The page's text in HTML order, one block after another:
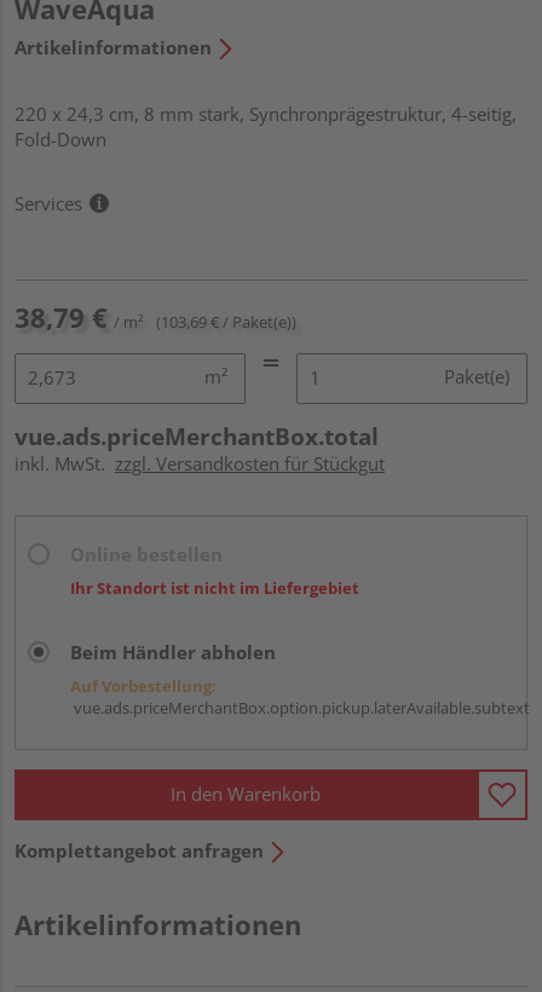
WaveAqua
Artikelinformationen
220 x 24,3 cm, 8 mm stark, Synchronprägestruktur, 4-seitig,
Fold-Down
Services
38,79 € / m² (103,69 € / Paket(e))
m² Paket(e)
vue.ads.priceMerchantBox.total
inkl. MwSt. zzgl. Versandkosten für Stückgut
Ihr Standort ist nicht im Liefergebiet
Beim Händler abholen
Auf Vorbestellung:
vue.ads.priceMerchantBox.option.pickup.laterAvailable.subtext
In den Warenkorb
Komplettangebot anfragen
Artikelinformationen